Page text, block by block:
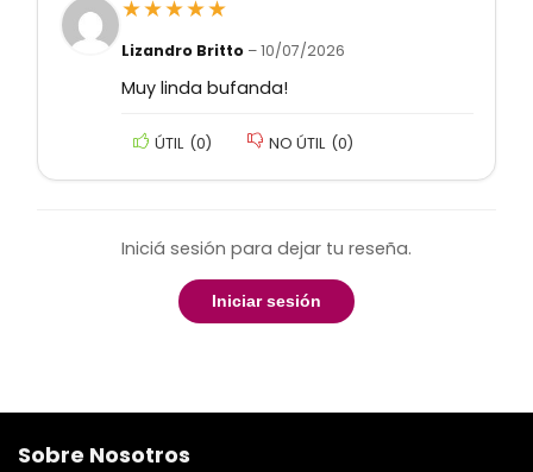
★★★★★
Lizandro Britto –10/07/2026
Muy linda bufanda!
ÚTIL (0) NO ÚTIL (0)
Iniciá sesión para dejar tu reseña.
Iniciar sesión
Sobre Nosotros